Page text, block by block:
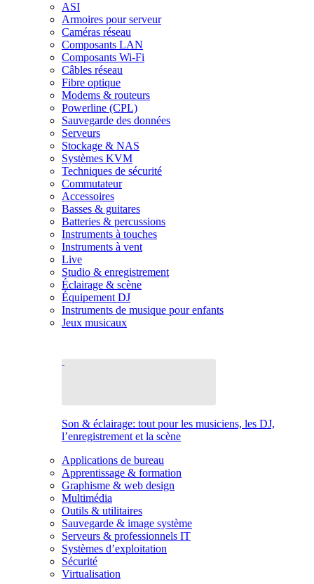
ASI
Armoires pour serveur
Caméras réseau
Composants LAN
Composants Wi-Fi
Câbles réseau
Fibre optique
Modems & routeurs
Powerline (CPL)
Sauvegarde des données
Serveurs
Stockage & NAS
Systèmes KVM
Techniques de sécurité
Commutateur
Accessoires
Basses & guitares
Batteries & percussions
Instruments à touches
Instruments à vent
Live
Studio & enregistrement
Éclairage & scène
Équipement DJ
Instruments de musique pour enfants
Jeux musicaux
Son & éclairage: tout pour les musiciens, les DJ,
l’enregistrement et la scène
Applications de bureau
Apprentissage & formation
Graphisme & web design
Multimédia
Outils & utilitaires
Sauvegarde & image système
Serveurs & professionnels IT
Systèmes d’exploitation
Sécurité
Virtualisation